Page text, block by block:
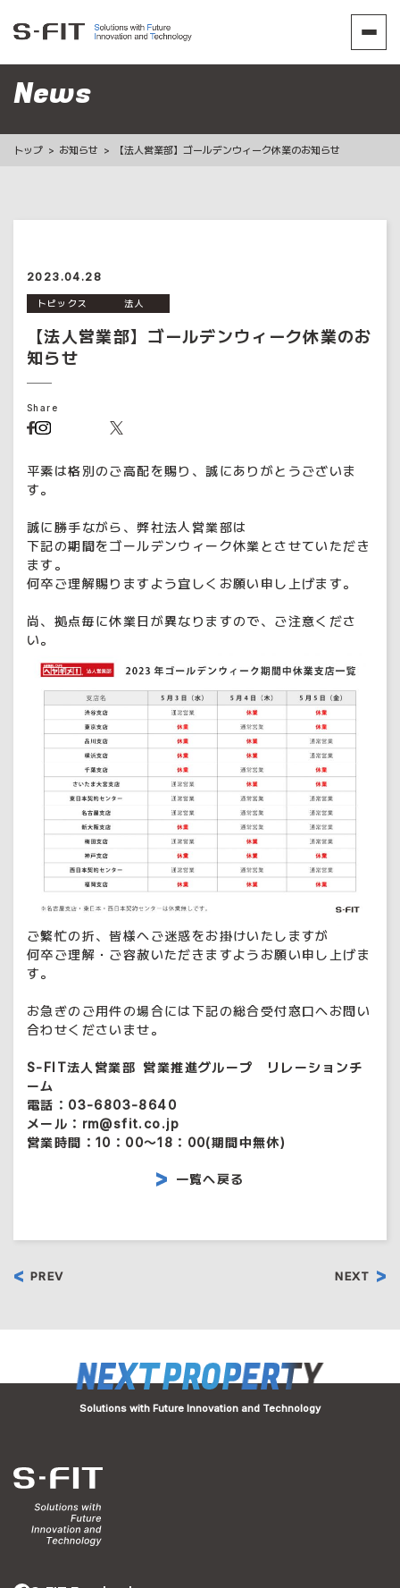
News
トップ お知らせ 【法人営業部】ゴールデンウィーク休業のお知らせ
2023.04.28
トピックス 法人
【法人営業部】ゴールデンウィーク休業のお
知らせ
Share
平素は格別のご高配を賜り、誠にありがとうございま
す。
誠に勝手ながら、弊社法人営業部は
下記の期間をゴールデンウィーク休業とさせていただき
ます。
何卒ご理解賜りますよう宜しくお願い申し上げます。
尚、拠点毎に休業日が異なりますので、ご注意くださ
い。
ご繁忙の折、皆様へご迷惑をお掛けいたしますが
何卒ご理解・ご容赦いただきますようお願い申し上げま
す。
お急ぎのご用件の場合には下記の総合受付窓口へお問い
合わせくださいませ。
S-FIT法人営業部 営業推進グループ リレーションチ
ーム
電話：03-6803-8640
メール：rm@sfit.co.jp
営業時間：10：00～18：00(期間中無休)
一覧へ戻る
PREV NEXT
Solutions with Future Innovation and Technology